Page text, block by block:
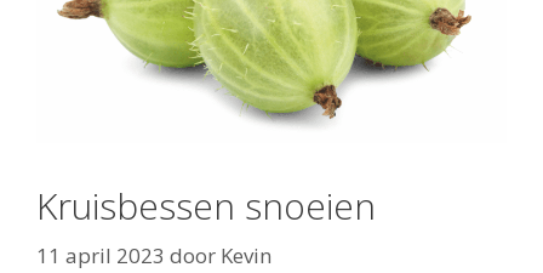
Kruisbessen snoeien
11 april 2023 door Kevin